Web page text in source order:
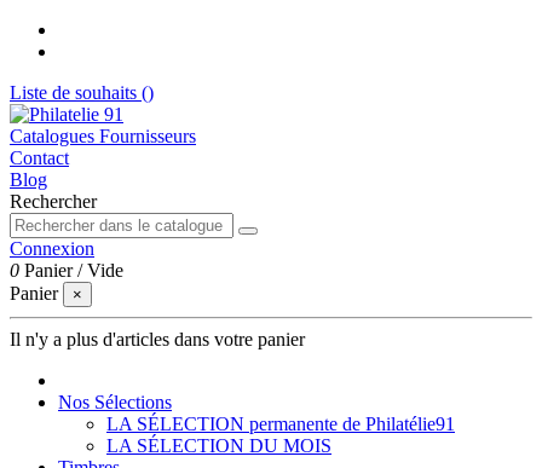
Liste de souhaits ()
Catalogues Fournisseurs
Contact
Blog
Rechercher
Connexion
0 Panier /Vide
Panier
×
Il n'y a plus d'articles dans votre panier
Nos Sélections
LA SÉLECTION permanente de Philatélie91
LA SÉLECTION DU MOIS